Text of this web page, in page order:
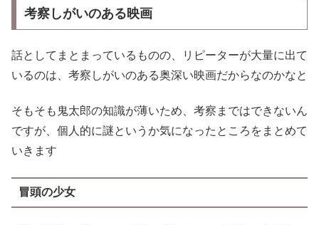
考察しがいのある映画
話としてまとまっているものの、リピーターが大量に出て
いるのは、考察しがいのある奥深い映画だからなのかなと
そもそも鬼太郎の知識が薄いため、考察まではできないん
ですが、個人的に謎というか気になったところをまとめて
いきます
冒頭の少女